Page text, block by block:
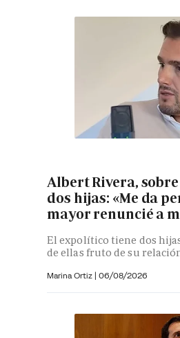
Albert Rivera,
dos hijas: «Me da
mayor renuncié a
El expolítico tiene dos
de ellas fruto de su
Marina Ortiz | 06/08/2026